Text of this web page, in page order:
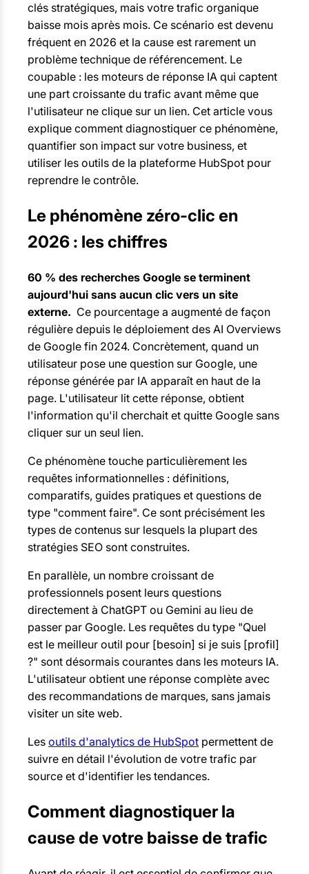
clés stratégiques, mais votre trafic organique
baisse mois après mois. Ce scénario est devenu
fréquent en 2026 et la cause est rarement un
problème technique de référencement. Le
coupable : les moteurs de réponse IA qui captent
une part croissante du trafic avant même que
l'utilisateur ne clique sur un lien. Cet article vous
explique comment diagnostiquer ce phénomène,
quantifier son impact sur votre business, et
utiliser les outils de la plateforme HubSpot pour
reprendre le contrôle.
Le phénomène zéro-clic en
2026 : les chiffres
60 % des recherches Google se terminent
aujourd'hui sans aucun clic vers un site
externe. Ce pourcentage a augmenté de façon
régulière depuis le déploiement des AI Overviews
de Google fin 2024. Concrètement, quand un
utilisateur pose une question sur Google, une
réponse générée par IA apparaît en haut de la
page. L'utilisateur lit cette réponse, obtient
l'information qu'il cherchait et quitte Google sans
cliquer sur un seul lien.
Ce phénomène touche particulièrement les
requêtes informationnelles : définitions,
comparatifs, guides pratiques et questions de
type "comment faire". Ce sont précisément les
types de contenus sur lesquels la plupart des
stratégies SEO sont construites.
En parallèle, un nombre croissant de
professionnels posent leurs questions
directement à ChatGPT ou Gemini au lieu de
passer par Google. Les requêtes du type "Quel
est le meilleur outil pour [besoin] si je suis [profil]
?" sont désormais courantes dans les moteurs IA.
L'utilisateur obtient une réponse complète avec
des recommandations de marques, sans jamais
visiter un site web.
Les outils d'analytics de HubSpot permettent de
suivre en détail l'évolution de votre trafic par
source et d'identifier les tendances.
Comment diagnostiquer la
cause de votre baisse de trafic